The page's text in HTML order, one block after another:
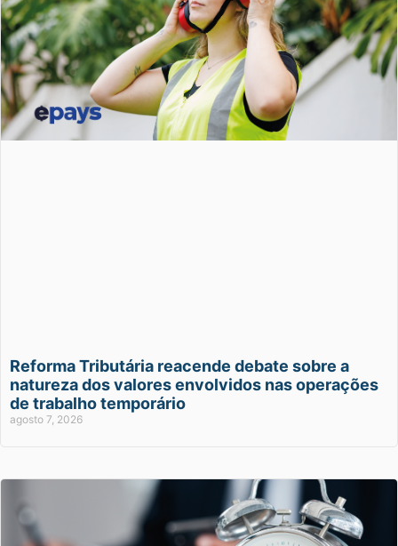
Reforma Tributária reacende debate sobre a
natureza dos valores envolvidos nas operações
de trabalho temporário
agosto 7, 2026